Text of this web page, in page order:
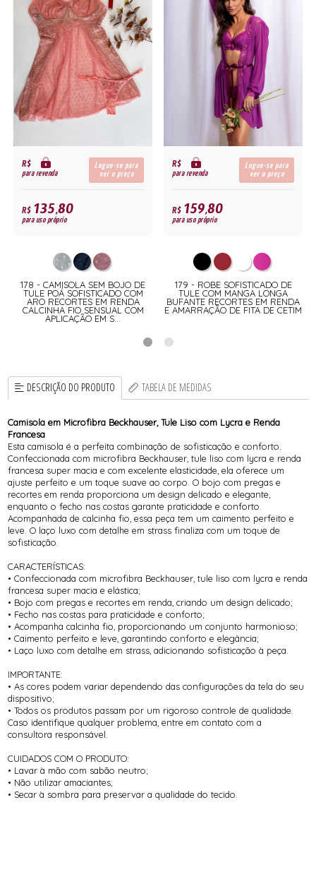
R$
para revenda
Logue-se para
ver o preço
R$135,80
para uso próprio
178 - CAMISOLA SEM BOJO DE
TULE POÁ SOFISTICADO COM
ARO RECORTES EM RENDA
CALCINHA FIO SENSUAL COM
APLICAÇÃO EM S...
R$
para revenda
Logue-se para
ver o preço
R$159,80
para uso próprio
179 - ROBE SOFISTICADO DE
TULE COM MANGA LONGA
BUFANTE RECORTES EM RENDA
E AMARRAÇÃO DE FITA DE CETIM
DESCRIÇÃO DO PRODUTO TABELA DE MEDIDAS
Camisola em Microfibra Beckhauser, Tule Liso com Lycra e Renda
Francesa
Esta camisola é a perfeita combinação de sofisticação e conforto.
Confeccionada com microfibra Beckhauser, tule liso com lycra e renda
francesa super macia e com excelente elasticidade, ela oferece um
ajuste perfeito e um toque suave ao corpo. O bojo com pregas e
recortes em renda proporciona um design delicado e elegante,
enquanto o fecho nas costas garante praticidade e conforto.
Acompanhada de calcinha fio, essa peça tem um caimento perfeito e
leve. O laço luxo com detalhe em strass finaliza com um toque de
sofisticação.
CARACTERÍSTICAS:
• Confeccionada com microfibra Beckhauser, tule liso com lycra e renda
francesa super macia e elástica;
• Bojo com pregas e recortes em renda, criando um design delicado;
• Fecho nas costas para praticidade e conforto;
• Acompanha calcinha fio, proporcionando um conjunto harmonioso;
• Caimento perfeito e leve, garantindo conforto e elegância;
• Laço luxo com detalhe em strass, adicionando sofisticação à peça.
IMPORTANTE:
• As cores podem variar dependendo das configurações da tela do seu
dispositivo;
• Todos os produtos passam por um rigoroso controle de qualidade.
Caso identifique qualquer problema, entre em contato com a
consultora responsável.
CUIDADOS COM O PRODUTO:
• Lavar à mão com sabão neutro;
• Não utilizar amaciantes;
• Secar à sombra para preservar a qualidade do tecido.